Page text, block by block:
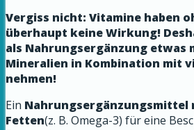
Vergiss nicht: Vitamine haben
überhaupt keine Wirkung!
als Nahrungsergänzung etwas
Mineralien in Kombination mit
nehmen!
Ein Nahrungsergänzungsmittel
Fetten(z. B. Omega-3) für eine